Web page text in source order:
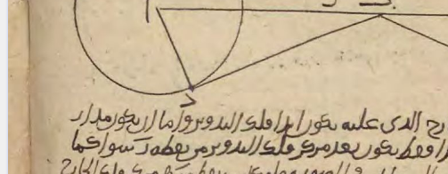
Resources
Licenses · FAQ· Contact·
Impressum
Privacy
· 2013
Print 🖨